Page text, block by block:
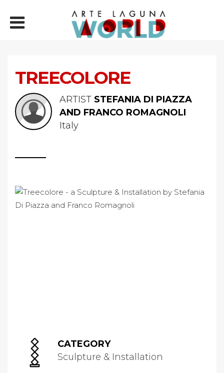
TREECOLORE
ARTIST STEFANIA DI PIAZZA
AND FRANCO ROMAGNOLI
Italy
CATEGORY
Sculpture & Installation